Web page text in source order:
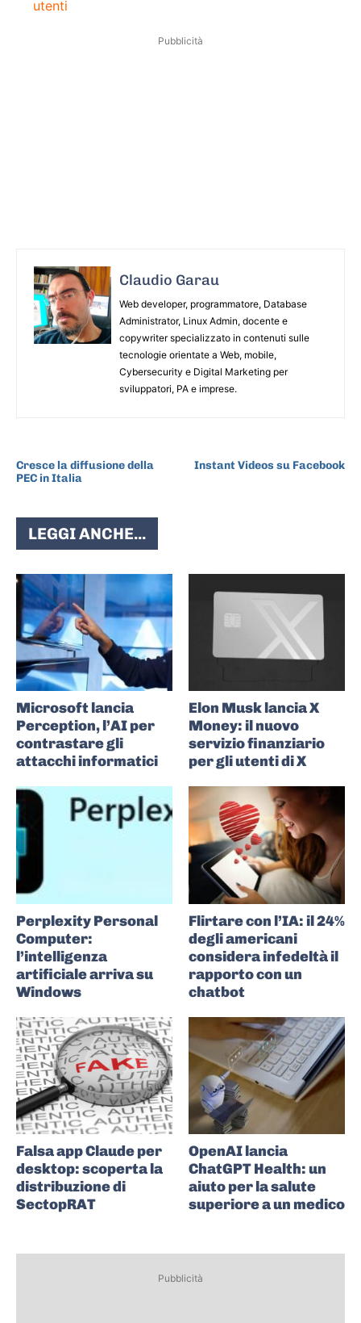
utenti
Pubblicità
Claudio Garau
Web developer, programmatore, Database
Administrator, Linux Admin, docente e
copywriter specializzato in contenuti sulle
tecnologie orientate a Web, mobile,
Cybersecurity e Digital Marketing per
sviluppatori, PA e imprese.
Cresce la diffusione della
PEC in Italia
Instant Videos su Facebook
LEGGI ANCHE...
Microsoft lancia
Perception, l’AI per
contrastare gli
attacchi informatici
Elon Musk lancia X
Money: il nuovo
servizio finanziario
per gli utenti di X
Perplexity Personal
Computer:
l’intelligenza
artificiale arriva su
Windows
Flirtare con l’IA: il 24%
degli americani
considera infedeltà il
rapporto con un
chatbot
Falsa app Claude per
desktop: scoperta la
distribuzione di
SectopRAT
OpenAI lancia
ChatGPT Health: un
aiuto per la salute
superiore a un medico
Pubblicità